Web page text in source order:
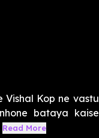
Vishal Kop ne vastu
bataya kaise
Read More